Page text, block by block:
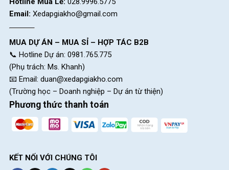
Email: Xedapgiakho@gmail.com
MUA DỰ ÁN – MUA SỈ – HỢP TÁC B2B
📞 Hotline Dự án: 0981.765.775
(Phụ trách: Ms. Khanh)
📧 Email: duan@xedapgiakho.com
(Trường học – Doanh nghiệp – Dự án từ thiện)
Phương thức thanh toán
KẾT NỐI VỚI CHÚNG TÔI